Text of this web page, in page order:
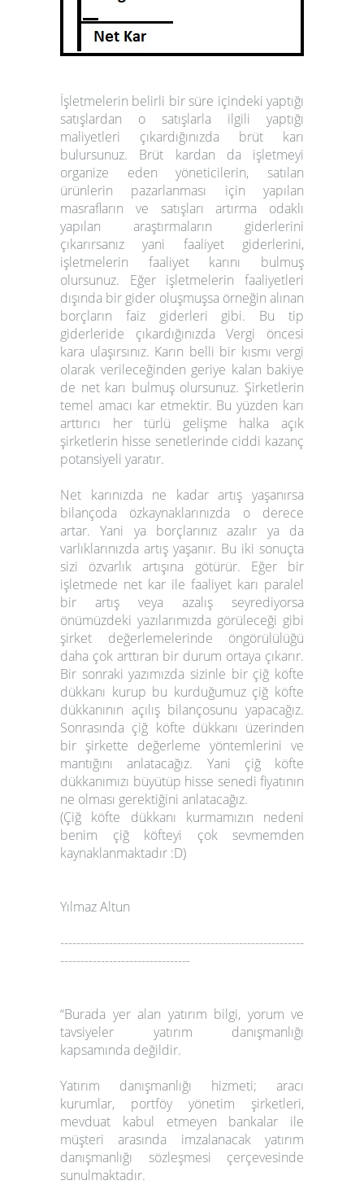
İşletmelerin belirli bir süre içindeki yaptığı
satışlardan o satışlarla ilgili yaptığı
maliyetleri çıkardığınızda brüt karı
bulursunuz. Brüt kardan da işletmeyi
organize eden yöneticilerin, satılan
ürünlerin pazarlanması için yapılan
masrafların ve satışları artırma odaklı
yapılan araştırmaların giderlerini
çıkarırsanız yani faaliyet giderlerini,
işletmelerin faaliyet karını bulmuş
olursunuz. Eğer işletmelerin faaliyetleri
dışında bir gider oluşmuşsa örneğin alınan
borçların faiz giderleri gibi. Bu tip
giderleride çıkardığınızda Vergi öncesi
kara ulaşırsınız. Karın belli bir kısmı vergi
olarak verileceğinden geriye kalan bakiye
de net karı bulmuş olursunuz. Şirketlerin
temel amacı kar etmektir. Bu yüzden karı
arttırıcı her türlü gelişme halka açık
şirketlerin hisse senetlerinde ciddi kazanç
potansiyeli yaratır.
Net karınızda ne kadar artış yaşanırsa
bilançoda özkaynaklarınızda o derece
artar. Yani ya borçlarınız azalır ya da
varlıklarınızda artış yaşanır. Bu iki sonuçta
sizi özvarlık artışına götürür. Eğer bir
işletmede net kar ile faaliyet karı paralel
bir artış veya azalış seyrediyorsa
önümüzdeki yazılarımızda görüleceği gibi
şirket değerlemelerinde öngörülülüğü
daha çok arttıran bir durum ortaya çıkarır.
Bir sonraki yazımızda sizinle bir çiğ köfte
dükkanı kurup bu kurduğumuz çiğ köfte
dükkanının açılış bilançosunu yapacağız.
Sonrasında çiğ köfte dükkanı üzerinden
bir şirkette değerleme yöntemlerini ve
mantığını anlatacağız. Yani çiğ köfte
dükkanımızı büyütüp hisse senedi fiyatının
ne olması gerektiğini anlatacağız.
(Çiğ köfte dükkanı kurmamızın nedeni
benim çiğ köfteyi çok sevmemden
kaynaklanmaktadır :D)
Yılmaz Altun
------------------------------------------------------------
--------------------------------
“Burada yer alan yatırım bilgi, yorum ve
tavsiyeler yatırım danışmanlığı
kapsamında değildir.
Yatırım danışmanlığı hizmeti; aracı
kurumlar, portföy yönetim şirketleri,
mevduat kabul etmeyen bankalar ile
müşteri arasında imzalanacak yatırım
danışmanlığı sözleşmesi çerçevesinde
sunulmaktadır.